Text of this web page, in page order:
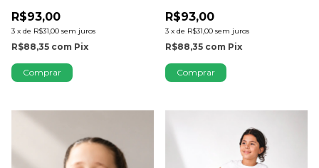
R$93,00
3 x de R$31,00 sem juros
R$88,35 com Pix
Comprar
R$93,00
3 x de R$31,00 sem juros
R$88,35 com Pix
Comprar